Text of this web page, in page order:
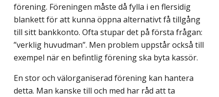
förening. Föreningen måste då fylla i en flersidig
blankett för att kunna öppna alternativt få tillgång
till sitt bankkonto. Ofta stupar det på första frågan:
”verklig huvudman”. Men problem uppstår också till
exempel när en befintlig förening ska byta kassör.
En stor och välorganiserad förening kan hantera
detta. Man kanske till och med har råd att ta